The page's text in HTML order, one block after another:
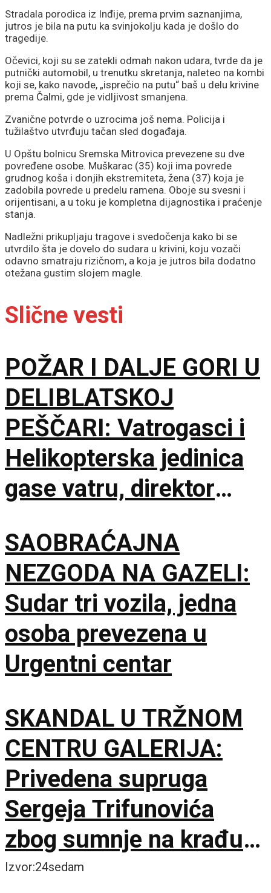
Stradala porodica iz Inđije, prema prvim saznanjima,
jutros je bila na putu ka svinjokolju kada je došlo do
tragedije.
Očevici, koji su se zatekli odmah nakon udara, tvrde da je
putnički automobil, u trenutku skretanja, naleteo na kombi
koji se, kako navode, „isprečio na putu“ baš u delu krivine
prema Čalmi, gde je vidljivost smanjena.
Zvanične potvrde o uzrocima još nema. Policija i
tužilaštvo utvrđuju tačan sled događaja.
U Opštu bolnicu Sremska Mitrovica prevezene su dve
povređene osobe. Muškarac (35) koji ima povrede
grudnog koša i donjih ekstremiteta, žena (37) koja je
zadobila povrede u predelu ramena. Oboje su svesni i
orijentisani, a u toku je kompletna dijagnostika i praćenje
stanja.
Nadležni prikupljaju tragove i svedočenja kako bi se
utvrdilo šta je dovelo do sudara u krivini, koju vozači
odavno smatraju rizičnom, a koja je jutros bila dodatno
otežana gustim slojem magle.
Slične vesti
POŽAR I DALJE GORI U
DELIBLATSKOJ
PEŠČARI: Vatrogasci i
Helikopterska jedinica
gase vatru, direktor
SAOBRAĆAJNA
NEZGODA NA GAZELI:
Sudar tri vozila, jedna
osoba prevezena u
Urgentni centar
SKANDAL U TRŽNOM
CENTRU GALERIJA:
Privedena supruga
Sergeja Trifunovića
zbog sumnje na krađu u
Zari
Izvor:24sedam